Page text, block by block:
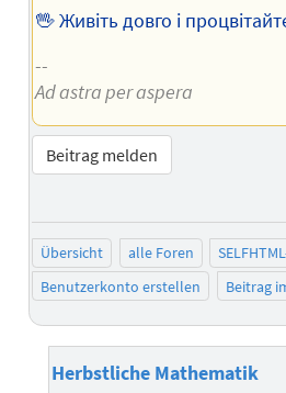
🖖 Живіть довго і
--
Ad astra per aspera
Beitrag melden
Übersicht alle Foren
Benutzerkonto erstellen
Beitrag
Herbstliche Mathematik